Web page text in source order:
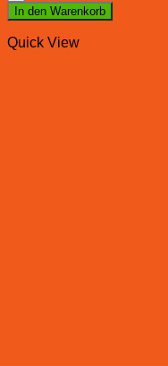
In den Warenkorb
Quick View